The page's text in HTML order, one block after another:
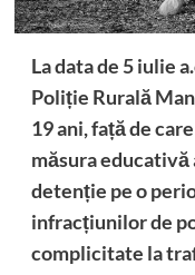
La data de 5 iulie
Poliție Rurală
19 ani, față de
măsura
detenție pe o
infracțiunilor de
complicitate la